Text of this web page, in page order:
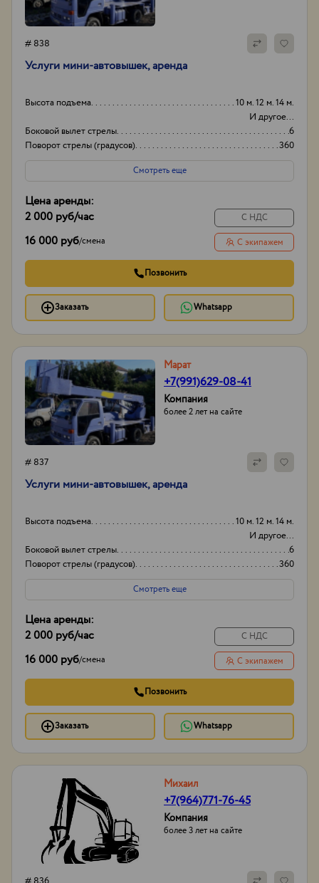
# 838
Услуги мини-автовышек, аренда
Высота подъема
10 м. 12 м. 14 м.
И другое...
Боковой вылет стрелы
6
Поворот стрелы (градусов)
360
Грузоподьемность корзины:
200кг
Смотреть еще
Цена аренды:
2 000 руб/час
16 000 руб/смена
С НДС
С экипажем
Позвонить
Заказать Whatsapp
Марат
+7(991)629-08-41
Компания
более 2 лет на сайте
# 837
Услуги мини-автовышек, аренда
Высота подъема
10 м. 12 м. 14 м.
И другое...
Боковой вылет стрелы
6
Поворот стрелы (градусов)
360
Грузоподьемность корзины:
200кг
Смотреть еще
Цена аренды:
2 000 руб/час
16 000 руб/смена
С НДС
С экипажем
Позвонить
Заказать Whatsapp
Михаил
+7(964)771-76-45
Компания
более 3 лет на сайте